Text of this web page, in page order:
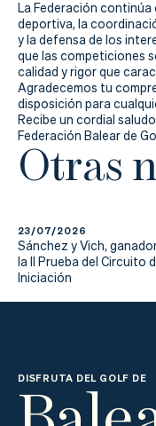
La Federación
deportiva, la
y la defensa de los
que las competiciones
calidad y rigor que
Agradecemos tu
disposición para
Recibe un cordial
Federación Balear de
Otras
23/07/2026
Sánchez y Vich,
la II Prueba del Circuito
Iniciación
DISFRUTA DEL GOLF DE